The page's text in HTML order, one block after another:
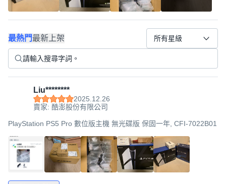
最熱門最新上架 所有星級
Liu********
2025.12.26
賣家: 酷澎股份有限公司
PlayStation PS5 Pro 數位版主機 無光碟版 保固一年, CFI-7022B01